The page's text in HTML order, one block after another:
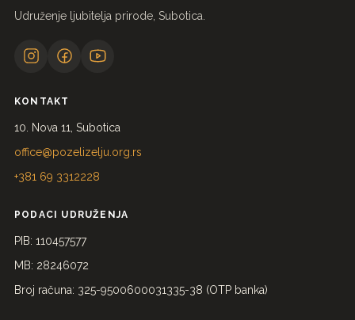
Udruženje ljubitelja prirode, Subotica.
KONTAKT
10. Nova 11, Subotica
office@pozelizelju.org.rs
+381 69 3312228
PODACI UDRUŽENJA
PIB: 110457577
MB: 28246072
Broj računa: 325-9500600031335-38 (OTP banka)